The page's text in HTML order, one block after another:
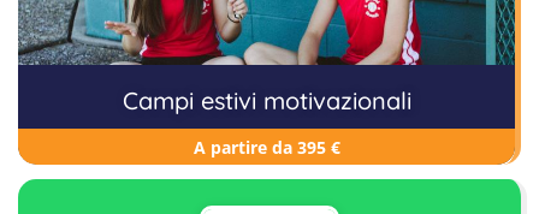
Campi estivi motivazionali
A partire da 395 €